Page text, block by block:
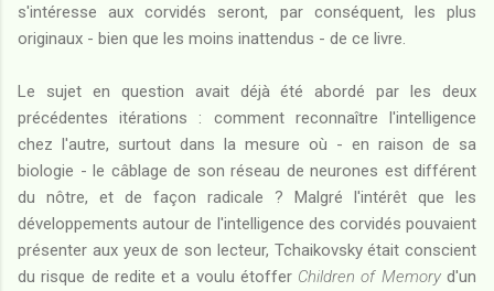
s'intéresse aux corvidés seront, par conséquent, les plus
originaux - bien que les moins inattendus - de ce livre.
Le sujet en question avait déjà été abordé par les deux
précédentes itérations : comment reconnaître l'intelligence
chez l'autre, surtout dans la mesure où - en raison de sa
biologie - le câblage de son réseau de neurones est différent
du nôtre, et de façon radicale ? Malgré l'intérêt que les
développements autour de l'intelligence des corvidés pouvaient
présenter aux yeux de son lecteur, Tchaikovsky était conscient
du risque de redite et a voulu étoffer Children of Memoryd'un